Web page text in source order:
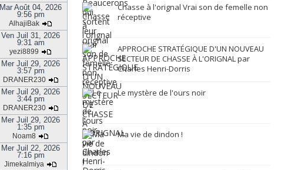
Mar Août 04, 2026
9:56 pm
AlhajiBak
Ven Juil 31, 2026
9:31 am
yezi8899
Mer Juil 29, 2026
3:57 pm
DRANER230
Mer Juil 29, 2026
3:44 pm
DRANER230
Mer Juil 29, 2026
1:35 pm
Noam8
Mer Juil 22, 2026
7:16 pm
Jimekalmiya
Chasse à l'orignal Vrai son de femelle non
réceptive
APPROCHE STRATÉGIQUE D'UN NOUVEAU
SECTEUR DE CHASSE À L'ORIGNAL par
Charles Henri-Dorris
Le mystère de l'ours noir
Ma vie de dindon !